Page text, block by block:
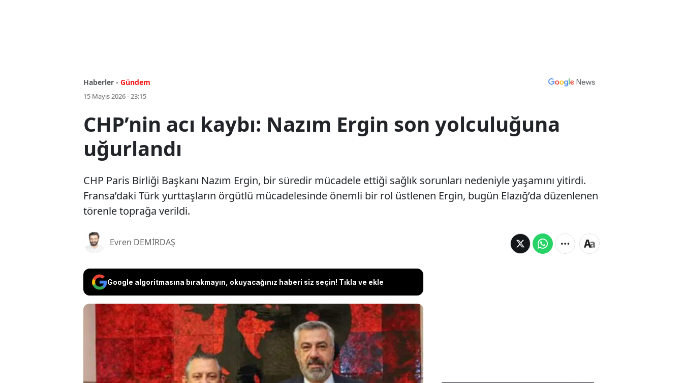
Haberler - Gündem
15 Mayıs 2026 - 23:15
CHP’nin acı kaybı: Nazım Ergin son yolculuğuna
uğurlandı
CHP Paris Birliği Başkanı Nazım Ergin, bir süredir mücadele ettiği sağlık sorunları nedeniyle yaşamını yitirdi.
Fransa’daki Türk yurttaşların örgütlü mücadelesinde önemli bir rol üstlenen Ergin, bugün Elazığ’da düzenlenen
törenle toprağa verildi.
Evren DEMİRDAŞ
Google algoritmasına bırakmayın, okuyacağınız haberi siz seçin! Tıkla ve ekle